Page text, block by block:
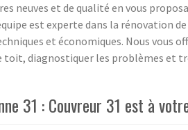
neuves et de qualité en vous
est experte dans la rénovation
et économiques. Nous vous
diagnostiquer les problèmes et
31 : Couvreur 31 est à